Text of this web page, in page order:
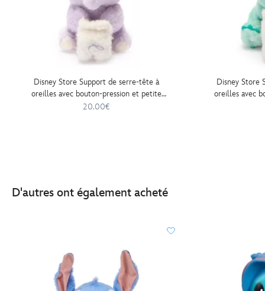
Disney Store Support de serre-tête à
oreilles avec bouton-pression et petite
peluche Lumpy, Winnie l'Ourson, 10 cm
20.00€
Disney Store
oreilles avec
D'autres ont également acheté